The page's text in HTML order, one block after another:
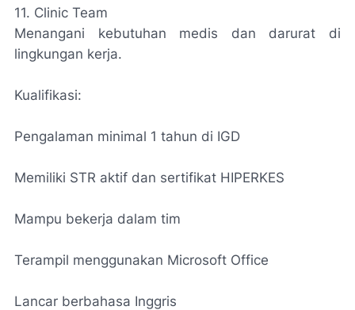
11. Clinic Team
Menangani kebutuhan medis dan darurat di
lingkungan kerja.
Kualifikasi:
Pengalaman minimal 1 tahun di IGD
Memiliki STR aktif dan sertifikat HIPERKES
Mampu bekerja dalam tim
Terampil menggunakan Microsoft Office
Lancar berbahasa Inggris